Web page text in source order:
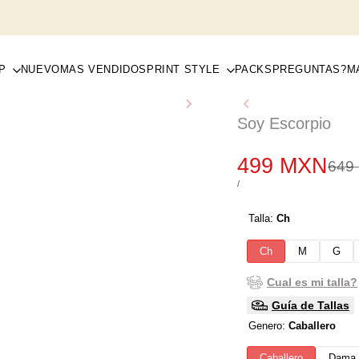
NUEVO MAS VENDIDOS PRINT STYLE PACKS PREGUNTAS?
Soy Escorpio
649
Precio
de
venta
499 MXN
PRECIO
/POR
Talla: Ch
Ch M G
Cual es mi talla?
Guía de Tallas
Genero: Caballero